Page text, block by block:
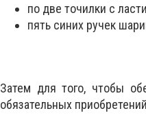
по две точилки с
пять синих ручек
Затем для того, чтобы
обязательных